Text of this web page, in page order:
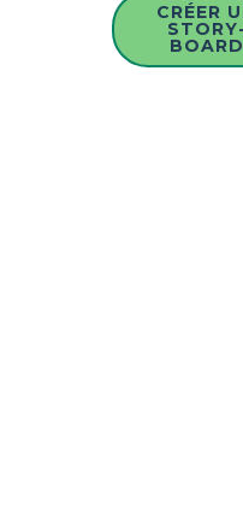
CRÉER
STORY-
BOARD